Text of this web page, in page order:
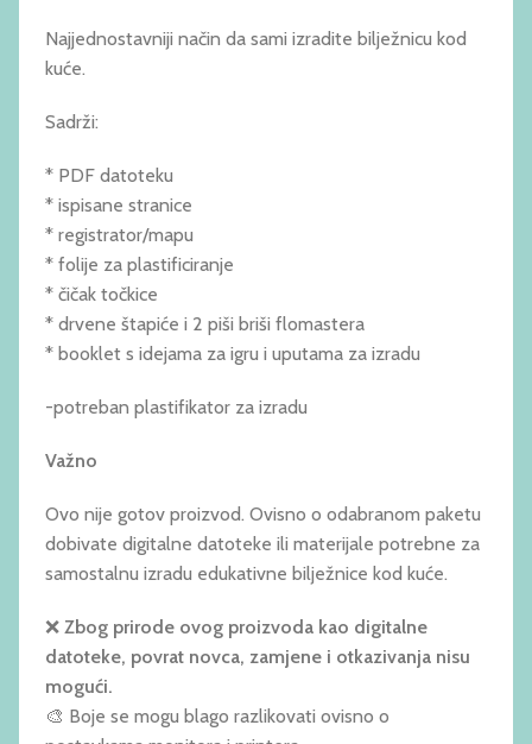
Najjednostavniji način da sami izradite bilježnicu kod
kuće.
Sadrži:
* PDF datoteku
* ispisane stranice
* registrator/mapu
* folije za plastificiranje
* čičak točkice
* drvene štapiće i 2 piši briši flomastera
* booklet s idejama za igru i uputama za izradu
-potreban plastifikator za izradu
Važno
Ovo nije gotov proizvod. Ovisno o odabranom paketu
dobivate digitalne datoteke ili materijale potrebne za
samostalnu izradu edukativne bilježnice kod kuće.
❌Zbog prirode ovog proizvoda kao digitalne
datoteke, povrat novca, zamjene i otkazivanja nisu
mogući.
🎨 Boje se mogu blago razlikovati ovisno o